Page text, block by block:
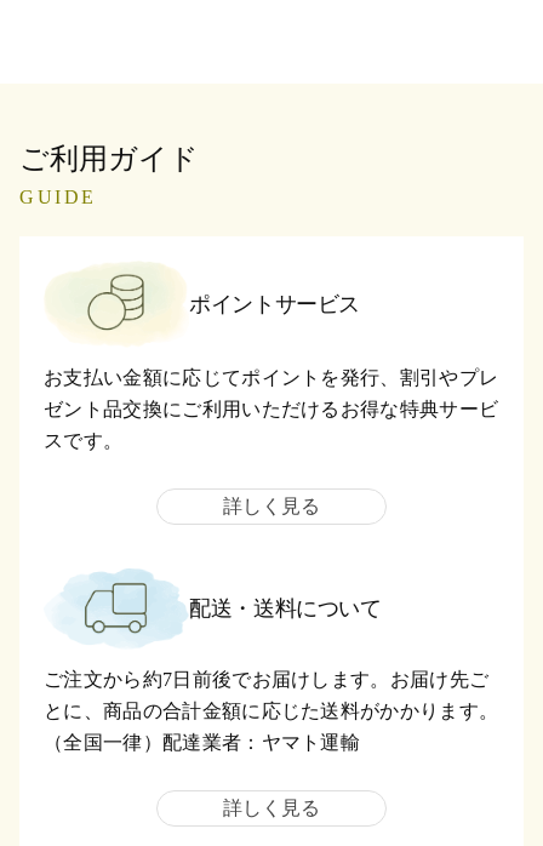
ご利用ガイド
GUIDE
ポイントサービス
お支払い金額に応じてポイントを発行、割引やプレ
ゼント品交換にご利用いただけるお得な特典サービ
スです。
詳しく見る
配送・送料について
ご注文から約7日前後でお届けします。お届け先ご
とに、商品の合計金額に応じた送料がかかります。
（全国一律）配達業者：ヤマト運輸
詳しく見る